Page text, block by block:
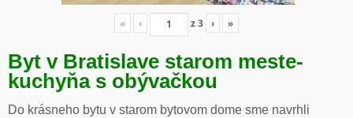
« ‹ z3 › »
Byt v Bratislave starom meste-
kuchyňa s obývačkou
Do krásneho bytu v starom bytovom dome sme navrhli